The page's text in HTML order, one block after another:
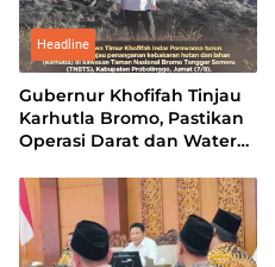
Headline
Gubernur Khofifah Tinjau
Karhutla Bromo, Pastikan
Operasi Darat dan Water